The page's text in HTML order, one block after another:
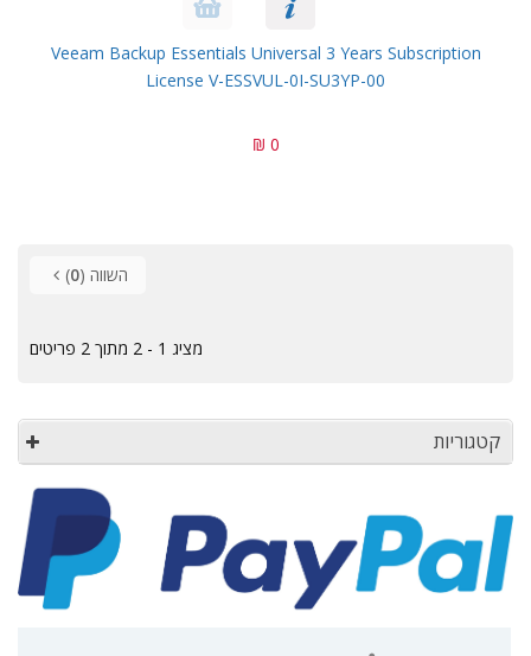
Veeam Backup Essentials Universal 3 Years Subscription
License V-ESSVUL-0I-SU3YP-00
0 ₪
השווה (0
)
מציג 1 - 2 מתוך 2 פריטים
קטגוריות